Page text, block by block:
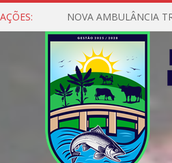
NOVA AMBULÂNCIA